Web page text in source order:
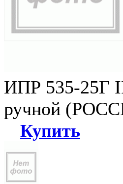
ИПР 535-25Г
ручной
Купить